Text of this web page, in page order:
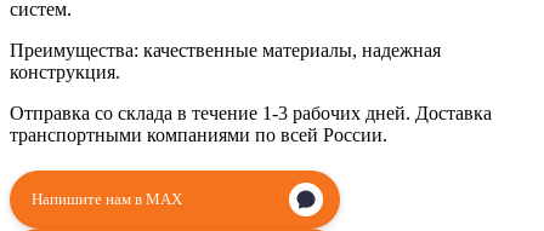
систем.
Преимущества: качественные материалы, надежная
конструкция.
Отправка со склада в течение 1-3 рабочих дней. Доставка
транспортными компаниями по всей России.
Напишите нам в MAX